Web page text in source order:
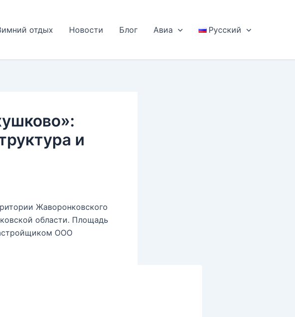
отдых Новости Блог Авиа Русский
и
Жаворонковского
области. Площадь
ООО